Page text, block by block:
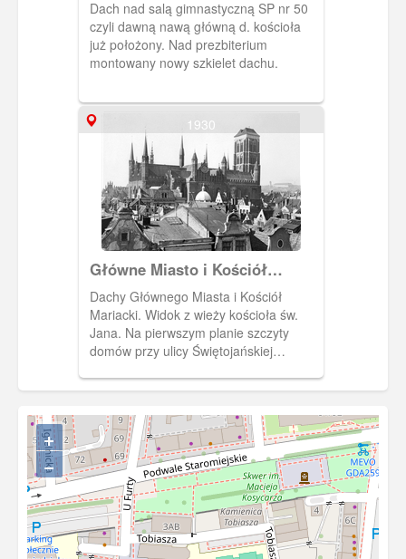
Dach nad salą gimnastyczną SP nr 50
czyli dawną nawą główną d. kościoła
już położony. Nad prezbiterium
montowany nowy szkielet dachu.
1930
Główne Miasto i Kościół
Mariacki
Dachy Głównego Miasta i Kościół
Mariacki. Widok z wieży kościoła św.
Jana. Na pierwszym planie szczyty
domów przy ulicy Świętojańskiej
szczyt Dworu Artusa, a po prawej
Biskupiej Górce (Bischofsberg). (Fot. W.
Birker, 1939) [IDX:1701,1295]
+
−